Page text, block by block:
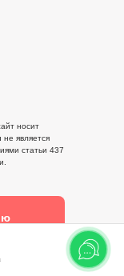
носит
является
статьи 437